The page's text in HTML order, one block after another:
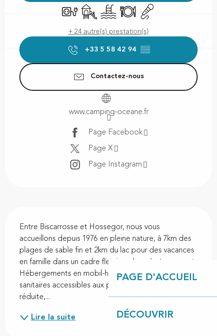
PAGE D'ACCUEIL
DÉCOUVRIR
Branchements électriques
Jeux pour enfants / Espace jeux
PiscineRestaurantAnimation
+ 24 autre(s) prestation(s)
+33 5 58 42 94 ▒▒
Contactez-nous
www.camping-oceane.fr
Page Facebook
Page X
Page Instagram
Entre Biscarrosse et Hossegor, nous vous
accueillons depuis 1976 en pleine nature, à 7km des
plages de sable fin et 2km du lac pour des vacances
en famille dans un cadre fleuri, ombragé et reposant.
Hébergements en mobil-homes tout confort,
sanitaires accessibles aux personnes à mobilité
réduite,...
Lire la suite